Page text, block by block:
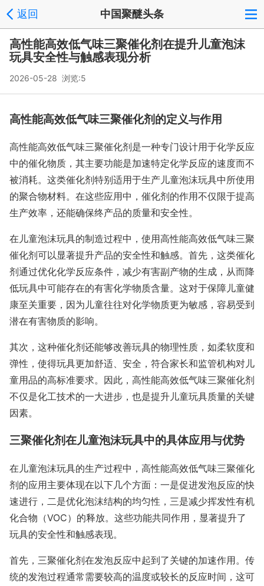
返回 中国聚醚头条
高性能高效低气味三聚催化剂在提升儿童泡沫
玩具安全性与触感表现分析
2026-05-28 浏览:5
高性能高效低气味三聚催化剂的定义与作用
高性能高效低气味三聚催化剂是一种专门设计用于化学反应
中的催化物质，其主要功能是加速特定化学反应的速度而不
被消耗。这类催化剂特别适用于生产儿童泡沫玩具中所使用
的聚合物材料。在这些应用中，催化剂的作用不仅限于提高
生产效率，还能确保终产品的质量和安全性。
在儿童泡沫玩具的制造过程中，使用高性能高效低气味三聚
催化剂可以显著提升产品的安全性和触感。首先，这类催化
剂通过优化化学反应条件，减少有害副产物的生成，从而降
低玩具中可能存在的有害化学物质含量。这对于保障儿童健
康至关重要，因为儿童往往对化学物质更为敏感，容易受到
潜在有害物质的影响。
其次，这种催化剂还能够改善玩具的物理性质，如柔软度和
弹性，使得玩具更加舒适、安全，符合家长和监管机构对儿
童用品的高标准要求。因此，高性能高效低气味三聚催化剂
不仅是化工技术的一大进步，也是提升儿童玩具质量的关键
因素。
三聚催化剂在儿童泡沫玩具中的具体应用与优势
在儿童泡沫玩具的生产过程中，高性能高效低气味三聚催化
剂的应用主要体现在以下几个方面：一是促进发泡反应的快
速进行，二是优化泡沫结构的均匀性，三是减少挥发性有机
化合物（VOC）的释放。这些功能共同作用，显著提升了
玩具的安全性和触感表现。
首先，三聚催化剂在发泡反应中起到了关键的加速作用。传
统的发泡过程通常需要较高的温度或较长的反应时间，这可